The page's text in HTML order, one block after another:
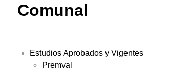
Comunal
Estudios Aprobados y Vigentes
Premval